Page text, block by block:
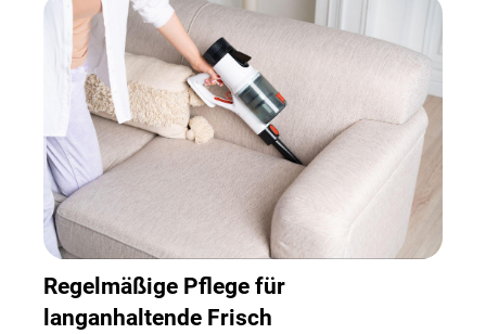
Regelmäßige Pflege für
langanhaltende Frisch